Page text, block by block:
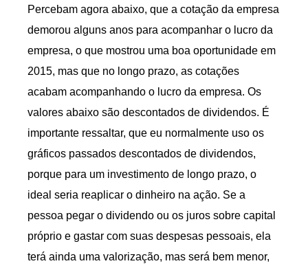
Percebam agora abaixo, que a cotação da empresa
demorou alguns anos para acompanhar o lucro da
empresa, o que mostrou uma boa oportunidade em
2015, mas que no longo prazo, as cotações
acabam acompanhando o lucro da empresa. Os
valores abaixo são descontados de dividendos. É
importante ressaltar, que eu normalmente uso os
gráficos passados descontados de dividendos,
porque para um investimento de longo prazo, o
ideal seria reaplicar o dinheiro na ação. Se a
pessoa pegar o dividendo ou os juros sobre capital
próprio e gastar com suas despesas pessoais, ela
terá ainda uma valorização, mas será bem menor,